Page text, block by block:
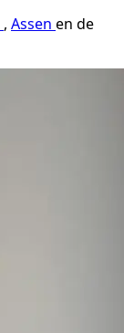
, Assen en de